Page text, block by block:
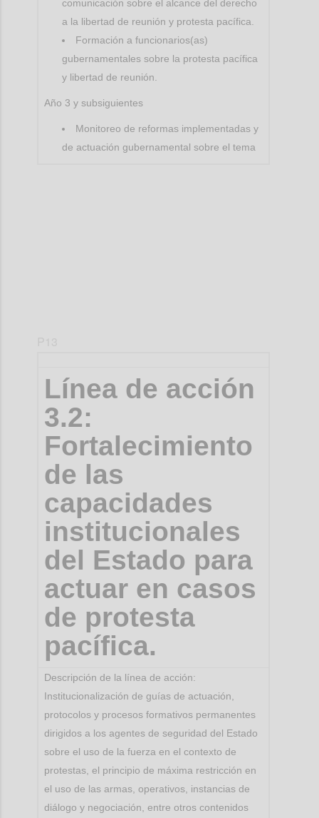
comunicación sobre el alcance del derecho
a la libertad de reunión y protesta pacífica.
Formación a funcionarios(as)
gubernamentales sobre la protesta pacífica
y libertad de reunión.
Año 3 y subsiguientes
Monitoreo de reformas implementadas y
de actuación gubernamental sobre el tema
Línea de acción
3.2:
Fortalecimiento
de las
capacidades
institucionales
del Estado para
actuar en casos
de protesta
pacífica.
Descripción de la línea de acción:
Institucionalización de guías de actuación,
protocolos y procesos formativos permanentes
dirigidos a los agentes de seguridad del Estado
sobre el uso de la fuerza en el contexto de
protestas, el principio de máxima restricción en
el uso de las armas, operativos, instancias de
diálogo y negociación, entre otros contenidos